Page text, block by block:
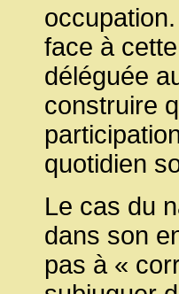
face à
déléguée
construire
quotidien
Le cas du
dans son
pas à «